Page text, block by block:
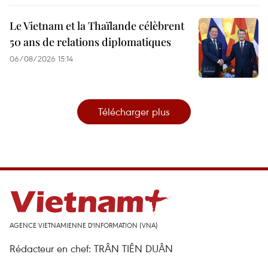
Le Vietnam et la Thaïlande célèbrent
50 ans de relations diplomatiques
06/08/2026 15:14
Télécharger plus
AGENCE VIETNAMIENNE D'INFORMATION (VNA)
Rédacteur en chef: TRÂN TIÊN DUÂN